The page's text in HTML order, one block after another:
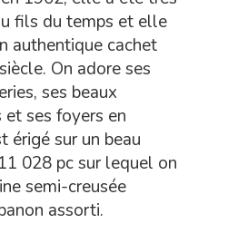
fils du temps et elle
authentique cachet
On adore ses
ses beaux
et ses foyers en
érigé sur un beau
028 pc sur lequel on
semi-creusée
assorti.